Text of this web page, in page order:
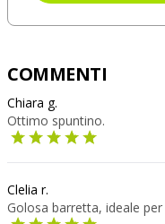
COMMENTI
Chiara g.
Ottimo spuntino.
Clelia r.
Golosa barretta, ideale